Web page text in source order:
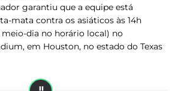
garantiu que a equipe está
mata contra os asiáticos às 14h
dia no horário local) no
em Houston, no estado do Texas